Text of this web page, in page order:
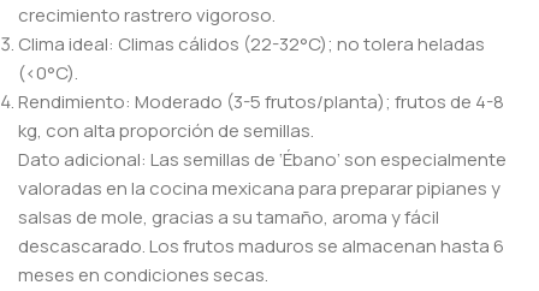
crecimiento rastrero vigoroso.
Clima ideal: Climas cálidos (22-32°C); no tolera heladas
(<0°C).
Rendimiento: Moderado (3-5 frutos/planta); frutos de 4-8
kg, con alta proporción de semillas.
Dato adicional: Las semillas de ‘Ébano’ son especialmente
valoradas en la cocina mexicana para preparar pipianes y
salsas de mole, gracias a su tamaño, aroma y fácil
descascarado. Los frutos maduros se almacenan hasta 6
meses en condiciones secas.